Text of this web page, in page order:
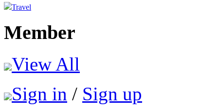
Travel
Member
View All
Sign in / Sign up